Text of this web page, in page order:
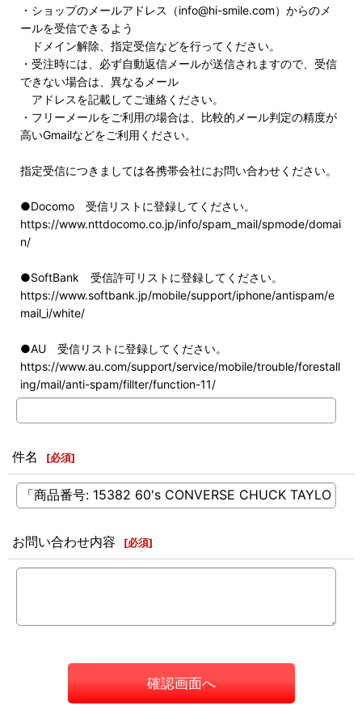
・ショップのメールアドレス（info@hi-smile.com）からのメ
ールを受信できるよう
ドメイン解除、指定受信などを行ってください。
・受注時には、必ず自動返信メールが送信されますので、受信
できない場合は、異なるメール
アドレスを記載してご連絡ください。
・フリーメールをご利用の場合は、比較的メール判定の精度が
高いGmailなどをご利用ください。
指定受信につきましては各携帯会社にお問い合わせください。
●Docomo 受信リストに登録してください。
https://www.nttdocomo.co.jp/info/spam_mail/spmode/domai
n/
●SoftBank 受信許可リストに登録してください。
https://www.softbank.jp/mobile/support/iphone/antispam/e
mail_i/white/
●AU 受信リストに登録してください。
https://www.au.com/support/service/mobile/trouble/forestall
ing/mail/anti-spam/fillter/function-11/
件名 [必須]
お問い合わせ内容 [必須]
確認画面へ